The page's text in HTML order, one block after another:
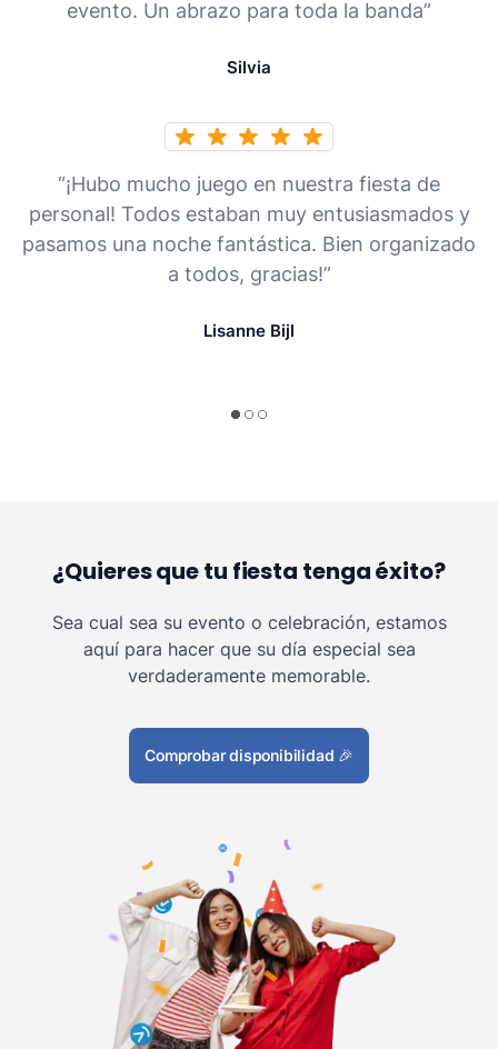
evento. Un abrazo para toda la banda”
Silvia
“¡Hubo mucho juego en nuestra fiesta de
personal! Todos estaban muy entusiasmados y
pasamos una noche fantástica. Bien organizado
a todos, gracias!”
Lisanne Bijl
¿Quieres que tu fiesta tenga éxito?
Sea cual sea su evento o celebración, estamos
aquí para hacer que su día especial sea
verdaderamente memorable.
Comprobar disponibilidad 🎉